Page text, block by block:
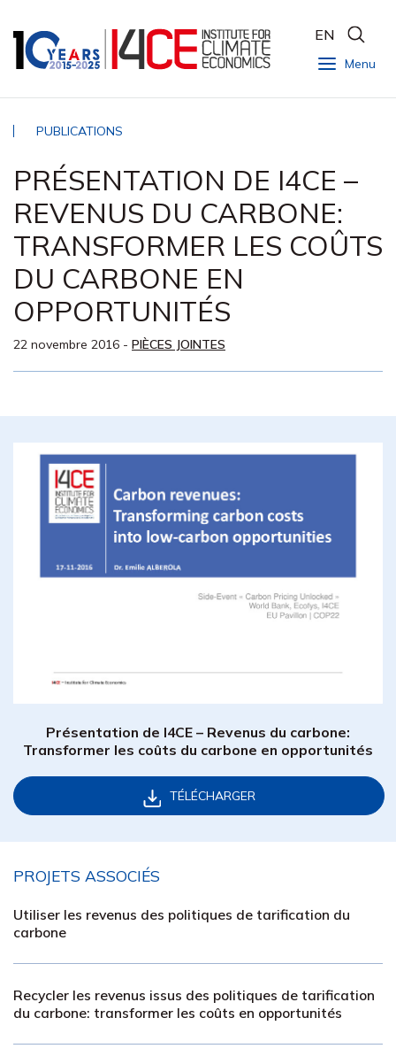
Menu
EN
PUBLICATIONS
PRÉSENTATION DE I4CE –
REVENUS DU CARBONE:
TRANSFORMER LES COÛTS
DU CARBONE EN
OPPORTUNITÉS
22 novembre 2016 - PIÈCES JOINTES
Présentation de I4CE – Revenus du carbone:
Transformer les coûts du carbone en opportunités
TÉLÉCHARGER
PROJETS ASSOCIÉS
Utiliser les revenus des politiques de tarification du
carbone
Recycler les revenus issus des politiques de tarification
du carbone: transformer les coûts en opportunités